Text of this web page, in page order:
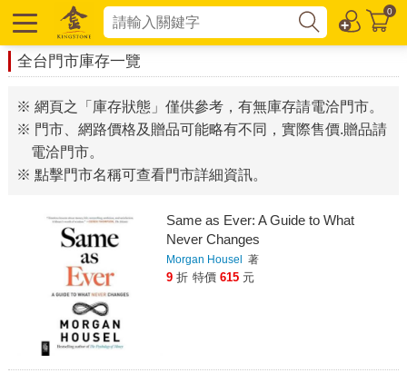
0
全台門市庫存一覽
※ 網頁之「庫存狀態」僅供參考，有無庫存請電洽門市。
※ 門市、網路價格及贈品可能略有不同，實際售價.贈品請
電洽門市。
※ 點擊門市名稱可查看門市詳細資訊。
Same as Ever: A Guide to What
Never Changes
Morgan Housel 著
9 折 特價 615 元